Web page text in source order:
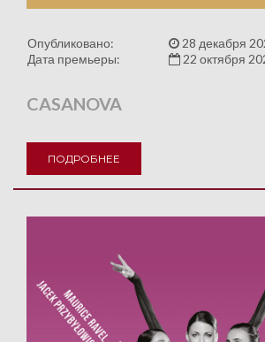
Опубликовано:
28 декабря
Дата премьеры:
22 октября
CASANOVA
ПОДРОБНЕЕ